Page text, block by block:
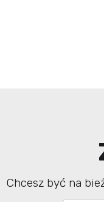
Chcesz być na